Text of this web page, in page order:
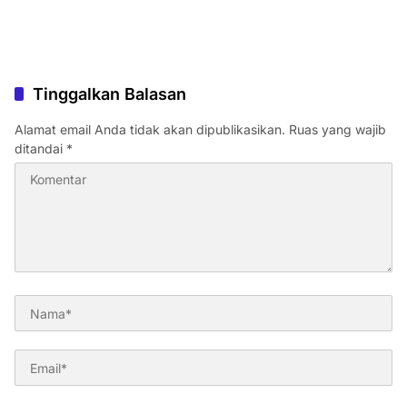
Tinggalkan Balasan
Alamat email Anda tidak akan dipublikasikan. Ruas yang wajib
ditandai *